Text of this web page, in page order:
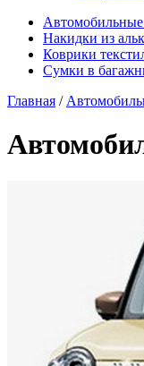
Накидки из
Коврики
Сумки в
Главная /